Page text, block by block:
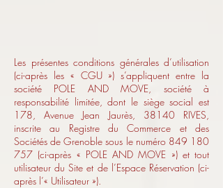
Les présentes conditions générales d’utilisation
(ci-après les « CGU ») s’appliquent entre la
société POLE AND MOVE, société à
responsabilité limitée, dont le siège social est
178, Avenue Jean Jaurès, 38140 RIVES,
inscrite au Registre du Commerce et des
Sociétés de Grenoble sous le numéro 849 180
757 (ci-après « POLE AND MOVE ») et tout
utilisateur du Site et de l’Espace Réservation (ci-
après l’« Utilisateur »).